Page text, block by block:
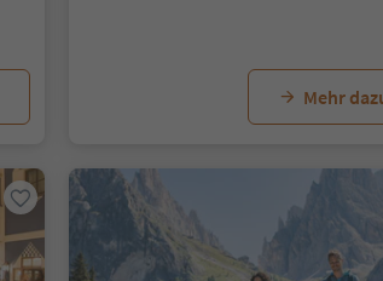
Mehr